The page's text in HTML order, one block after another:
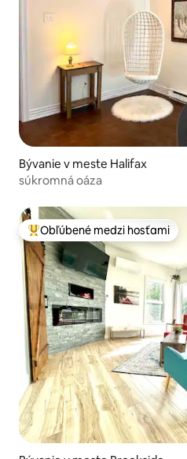
Bývanie v meste Halifax
súkromná oáza
Najobľúbenejšie medzi hosťami
Obľúbené medzi hosťami